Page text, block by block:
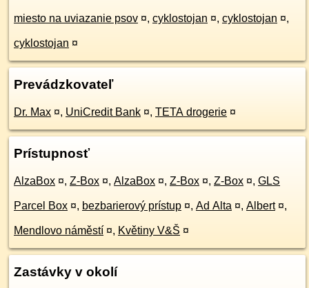
miesto na uviazanie psov ¤, cyklostojan ¤, cyklostojan ¤,
cyklostojan ¤
Prevádzkovateľ
Dr. Max ¤, UniCredit Bank ¤, TETA drogerie ¤
Prístupnosť
AlzaBox ¤, Z-Box ¤, AlzaBox ¤, Z-Box ¤, Z-Box ¤, GLS
Parcel Box ¤, bezbarierový prístup ¤, Ad Alta ¤, Albert ¤,
Mendlovo náměstí ¤, Květiny V&Š ¤
Zastávky v okolí